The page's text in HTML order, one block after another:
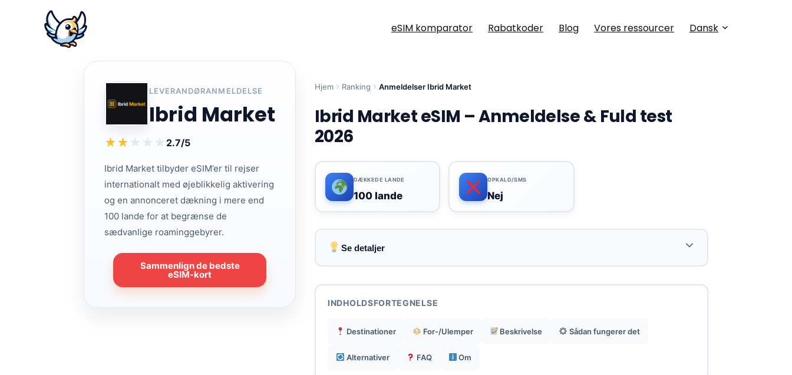
eSIM komparator Rabatkoder Blog Vores ressourcer Dansk
LEVERANDØRANMELDELSE
Ibrid Market
★★ ★ ★ ★ 2.7/5
Ibrid Market tilbyder eSIM’er til rejser
internationalt med øjeblikkelig aktivering
og en annonceret dækning i mere end
100 lande for at begrænse de
sædvanlige roaminggebyrer.
Sammenlign de bedste
eSIM-kort
Hjem Ranking Anmeldelser Ibrid Market
Ibrid Market eSIM – Anmeldelse & Fuld test
2026
DÆKKEDE LANDE
100 lande
OPKALD/SMS
Nej
Se detaljer
Målrettet mod at reducere traditionelle
Praktisk løsning for at undgå køb af
INDHOLDSFORTEGNELSE
Destinationer For-/Ulemper Beskrivelse Sådan fungerer det
Alternativer FAQ Om